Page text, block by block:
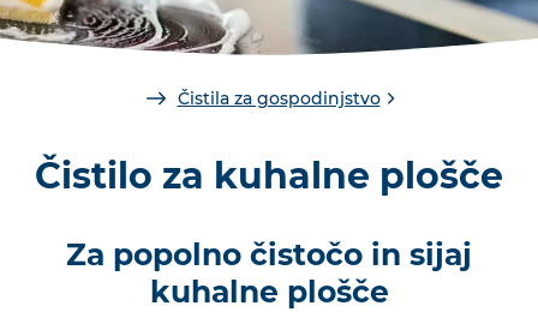
here:
Čistila za gospodinjstvo
Čistilo za kuhalne plošče
Za popolno čistočo in sijaj
kuhalne plošče